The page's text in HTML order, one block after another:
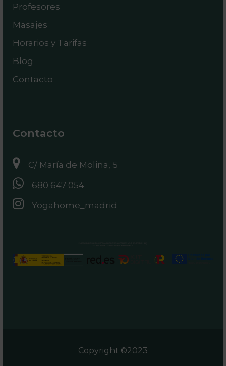
Profesores
Masajes
Horarios y Tarifas
Blog
Contacto
Contacto
C/ María de Molina, 5
680 647 054
Yogahome_madrid
Copyright ©2023